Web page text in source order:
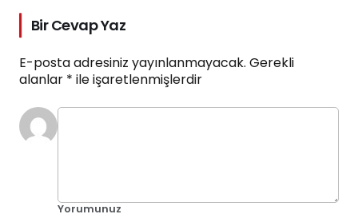
Bir Cevap Yaz
E-posta adresiniz yayınlanmayacak. Gerekli
alanlar * ile işaretlenmişlerdir
Yorumunuz